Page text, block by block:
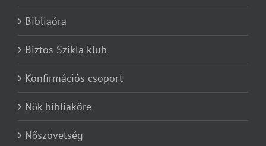
Bibliaóra
Biztos Szikla klub
Konfirmációs csoport
Nők bibliaköre
Nőszövetség